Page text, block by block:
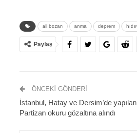
ali bozan anma deprem
Paylaş
ÖNCEKI GÖNDERI
İstanbul, Hatay ve Dersim’de
Partizan okuru gözaltına alındı